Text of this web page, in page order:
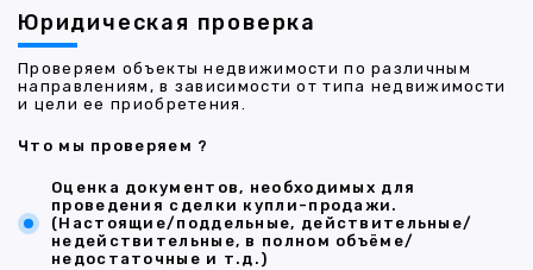
Юридическая проверка
Проверяем объекты недвижимости по различным
направлениям, в зависимости от типа недвижимости
и цели ее приобретения.
Что мы проверяем ?
Оценка документов, необходимых для
проведения сделки купли-продажи.
(Настоящие/поддельные, действительные/
недействительные, в полном объёме/
недостаточные и т.д.)